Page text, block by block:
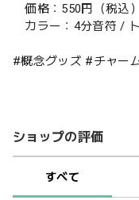
価格：550円（税込）
カラー：4分音符 /
#概念グッズ #チャー
ショップの評価
すべて